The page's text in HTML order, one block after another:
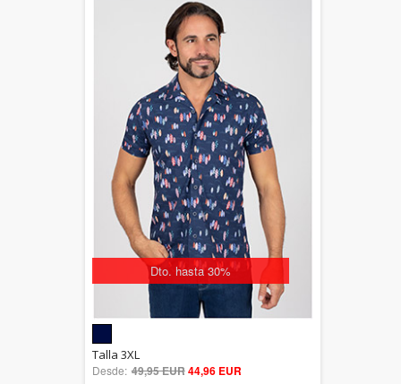
Dto. hasta 30%
out of 5
Talla 3XL
Desde: 49,95 EUR44,96 EUR